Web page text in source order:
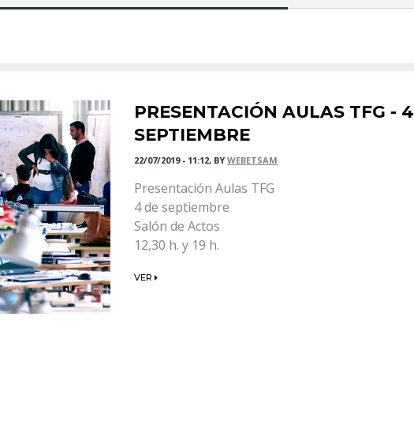
PRESENTACIÓN AULAS TFG - 4
SEPTIEMBRE
22/07/2019 - 11:12, BY WEBETSAM
Presentación Aulas TFG
4 de septiembre
Salón de Actos
12,30 h. y 19 h.
VER